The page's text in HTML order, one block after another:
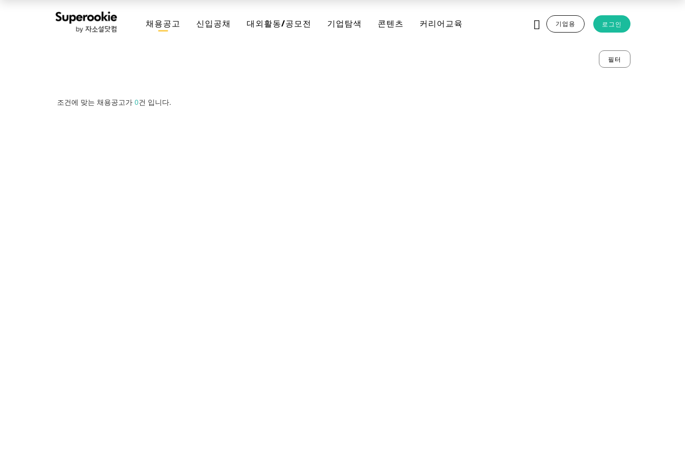
채용공고 신입공채 대외활동/공모전 기업탐색 콘텐츠 커리어교육 로그인
기업용
필터
조건에 맞는 채용공고가 0건 입니다.